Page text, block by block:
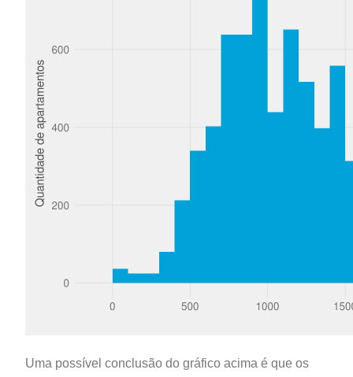
Uma possível conclusão do gráfico acima é que os